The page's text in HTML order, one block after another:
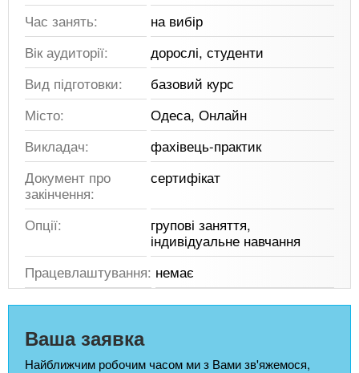
Час занять:
на вибір
Вік аудиторії:
дорослі, студенти
Вид підготовки:
базовий курс
Місто:
Одеса, Онлайн
Викладач:
фахівець-практик
Документ про
закінчення:
сертифікат
Опції:
групові заняття,
індивідуальне навчання
Працевлаштування: немає
Ваша заявка
Найближчим робочим часом ми з Вами зв'яжемося,